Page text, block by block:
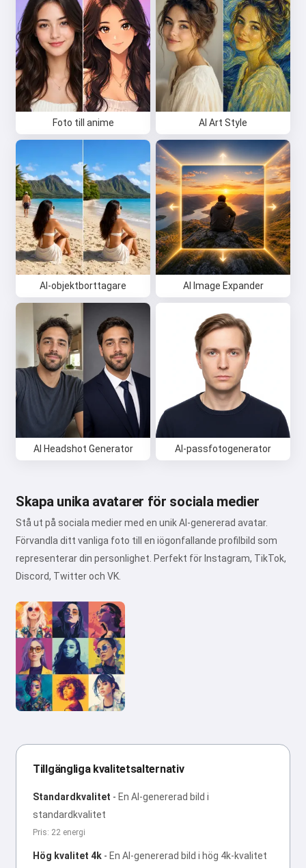
Foto till anime AI Art Style
AI-objektborttagare AI Image Expander
AI Headshot Generator AI-passfotogenerator
Skapa unika avatarer för sociala medier
Stå ut på sociala medier med en unik AI-genererad avatar.
Förvandla ditt vanliga foto till en iögonfallande profilbild som
representerar din personlighet. Perfekt för Instagram, TikTok,
Discord, Twitter och VK.
Tillgängliga kvalitetsalternativ
Standardkvalitet - En AI-genererad bild i
standardkvalitet
Pris: 22 energi
Hög kvalitet 4k - En AI-genererad bild i hög 4k-kvalitet